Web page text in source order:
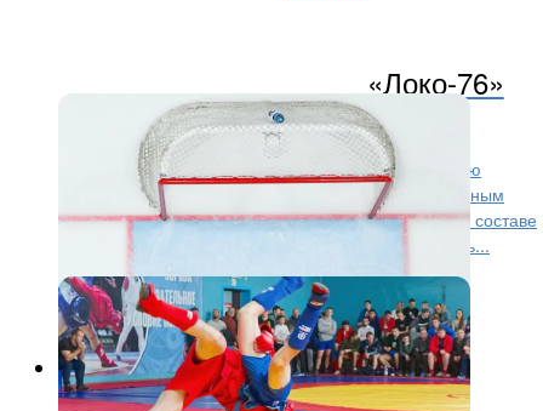
«Локо-76»
уступил «Толпару»
28-го октября «Локо-76» начинал домашнюю серию
матчем против «Толпара». По сравнению с повторным
выездным матчем против «Красноярских Рысей» в составе
ярославцев произошло два изменения – вернулись...